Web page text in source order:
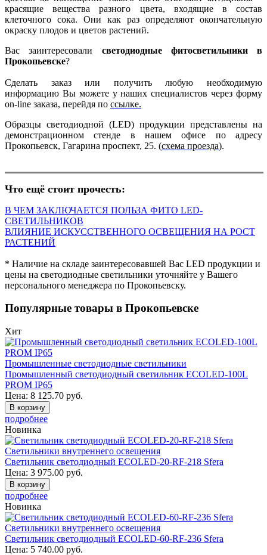
красящие вещества разного цвета, входящие в состав
клеточного сока. Они как раз определяют окончательную
окраску плодов и цветов растений.
Вас заинтересовали светодиодные фитосветильники в
Прокопьевске?
Сделать заказ или получить любую необходимую
информацию Вы можете у наших специалистов через форму
on-line заказа, перейдя по ссылке.
Образцы светодиодной (LED) продукции представлены на
демонстрационном стенде в нашем офисе по адресу
Прокопьевск, ​Гагарина проспект, 25. (схема проезда).
Что ещё стоит прочесть:
В ЧЕМ ЗАКЛЮЧАЕТСЯ ПОЛЬЗА ФИТО LED-
СВЕТИЛЬНИКОВ
ВЛИЯНИЕ ИСКУССТВЕННОГО ОСВЕЩЕНИЯ НА РОСТ
РАСТЕНИЙ
* Наличие на складе заинтересовавшей Вас LED продукции и
цены на светодиодные светильники уточняйте у Вашего
персонального менеджера по Прокопьевску.
Популярные товары в Прокопьевске
Хит
Промышленные светодиодные светильники
Промышленный светодиодный светильник ECOLED-100L
PROM IP65
Цена: 8 125.70 руб.
В корзину
подробнее
Новинка
Светильники внутреннего освещения
Светильник светодиодный ECOLED-20-RF-218 Sfera
Цена: 3 975.00 руб.
В корзину
подробнее
Новинка
Светильники внутреннего освещения
Светильник светодиодный ECOLED-60-RF-236 Sfera
Цена: 5 740.00 руб.